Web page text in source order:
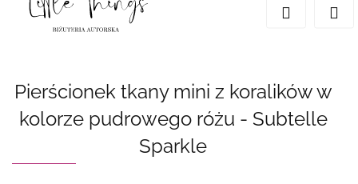
Pierścionek tkany mini z koralików w
kolorze pudrowego różu - Subtelle
Sparkle